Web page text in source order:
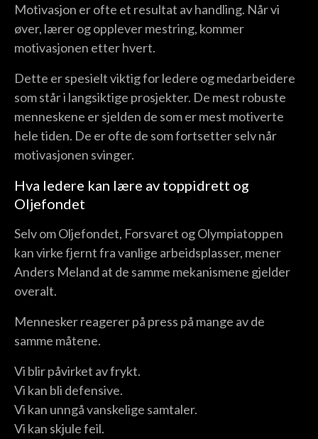
Motivasjon er ofte et resultat av handling. Når vi
øver, lærer og opplever mestring, kommer
motivasjonen etter hvert.
Dette er spesielt viktig for ledere og medarbeidere
som står i langsiktige prosjekter. De mest robuste
menneskene er sjelden de som er mest motiverte
hele tiden. De er ofte de som fortsetter selv når
motivasjonen svinger.
Hva ledere kan lære av toppidrett og
Oljefondet
Selv om Oljefondet, Forsvaret og Olympiatoppen
kan virke fjernt fra vanlige arbeidsplasser, mener
Anders Meland at de samme mekanismene gjelder
overalt.
Mennesker reagerer på press på mange av de
samme måtene.
Vi blir påvirket av frykt.
Vi kan bli defensive.
Vi kan unngå vanskelige samtaler.
Vi kan skjule feil.